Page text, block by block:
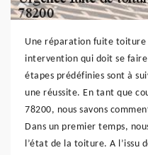
Une réparation fuite toiture
intervention qui doit se
étapes prédéfinies sont à
une réussite. En tant que
78200, nous savons
Dans un premier temps,
l’état de la toiture. A l’issu